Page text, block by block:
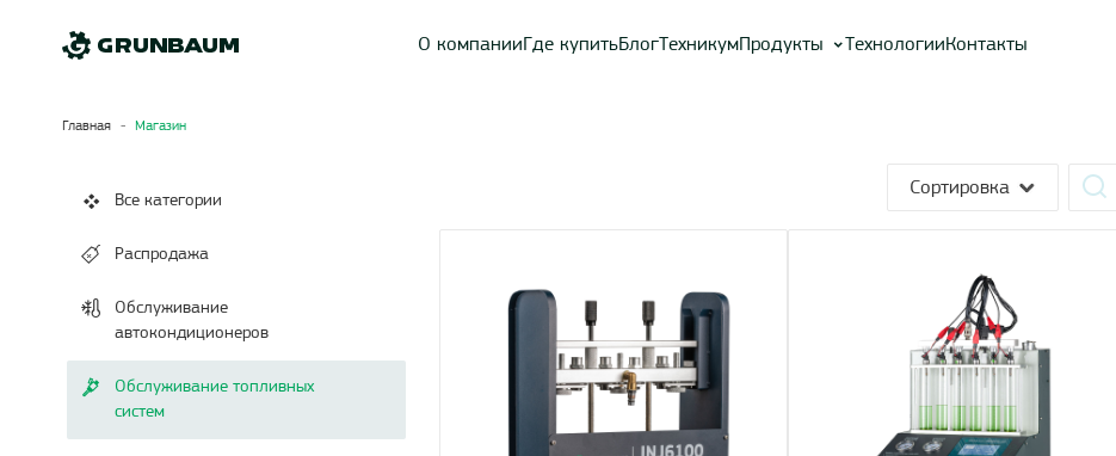
О компанииГде купитьБлогТехникумПродукты ТехнологииКонтакты
Главная Магазин
Все категории
Распродажа
Обслуживание
автокондиционеров
Обслуживание топливных
систем
Сортировка